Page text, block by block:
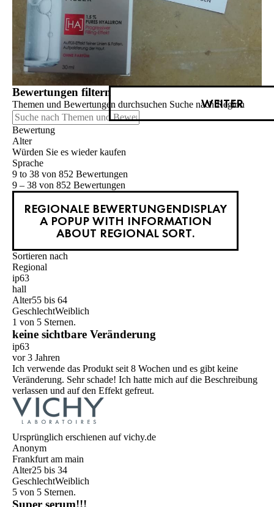
WEITER
Bewertungen filtern
Themen und Bewertungen durchsuchen Suche nach Region
Bewertung
Alter
Würden Sie es wieder kaufen
Sprache
9 to 38 von 852 Bewertungen
9 – 38 von 852 Bewertungen
REGIONALE BEWERTUNGENDISPLAY
A POPUP WITH INFORMATION
ABOUT REGIONAL SORT.
Sortieren nach
Regional
ip63
hall
Alter55 bis 64
GeschlechtWeiblich
1 von 5 Sternen.
keine sichtbare Veränderung
ip63
vor 3 Jahren
Ich verwende das Produkt seit 8 Wochen und es gibt keine
Veränderung. Sehr schade! Ich hatte mich auf die Beschreibung
verlassen und auf den Effekt gefreut.
Ursprünglich erschienen auf vichy.de
Anonym
Frankfurt am main
Alter25 bis 34
GeschlechtWeiblich
5 von 5 Sternen.